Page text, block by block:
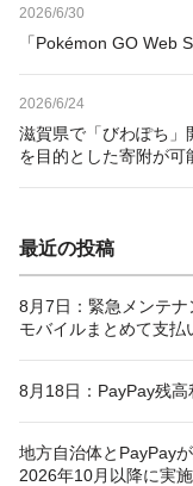
2026/6/30
「Pokémon GO Web
2026/6/24
滋賀県で「びわぽち」
を目的とした寄附が可
最近の投稿
8月7日：緊急メンテ
モバイルまとめて支払
8月18日：PayPay残
地方自治体とPayPay
2026年10月以降に実